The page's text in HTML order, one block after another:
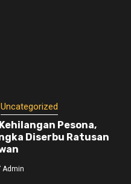
Uncategorized
Pesona,
Diserbu Ratusan
Admin